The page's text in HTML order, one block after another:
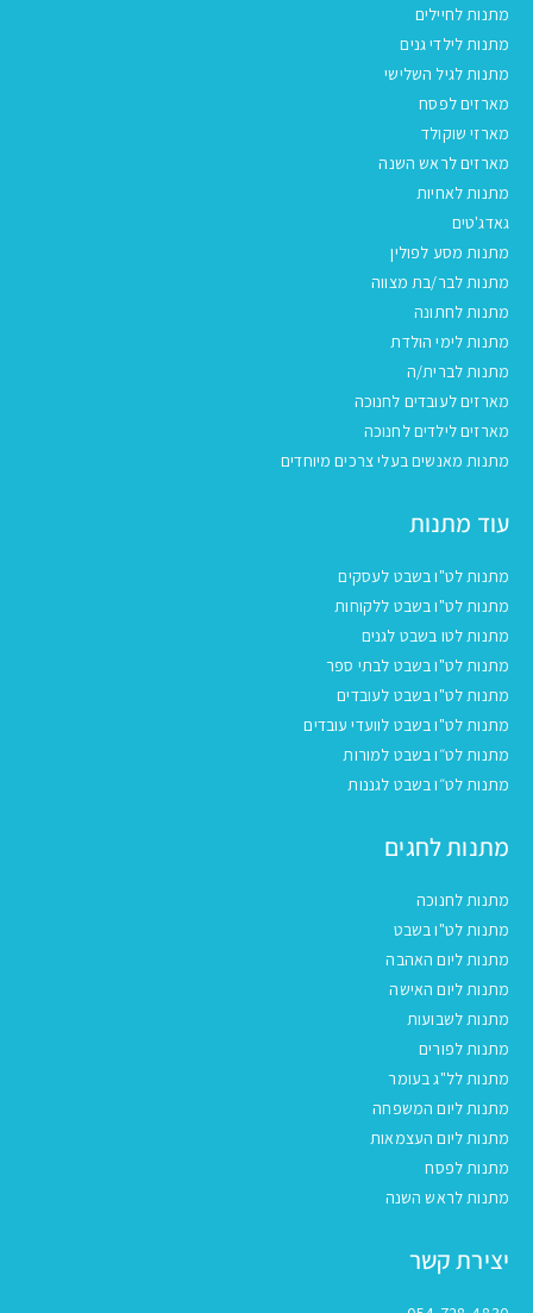
מתנות לחיילים
מתנות לילדי גנים
מתנות לגיל השלישי
מארזים לפסח
מארזי שוקולד
מארזים לראש השנה
מתנות לאחיות
גאדג'טים
מתנות מסע לפולין
מתנות לבר/בת מצווה
מתנות לחתונה
מתנות לימי הולדת
מתנות לברית/ה
מארזים לעובדים לחנוכה
מארזים לילדים לחנוכה
מתנות מאנשים בעלי צרכים מיוחדים
עוד מתנות
מתנות לט"ו בשבט לעסקים
מתנות לט"ו בשבט ללקוחות
מתנות לטו בשבט לגנים
מתנות לט"ו בשבט לבתי ספר
מתנות לט"ו בשבט לעובדים
מתנות לט"ו בשבט לוועדי עובדים
מתנות לט״ו בשבט למורות
מתנות לט״ו בשבט לגננות
מתנות לחגים
מתנות לחנוכה
מתנות לט"ו בשבט
מתנות ליום האהבה
מתנות ליום האישה
מתנות לשבועות
מתנות לפורים
מתנות לל"ג בעומר
מתנות ליום המשפחה
מתנות ליום העצמאות
מתנות לפסח
מתנות לראש השנה
יצירת קשר